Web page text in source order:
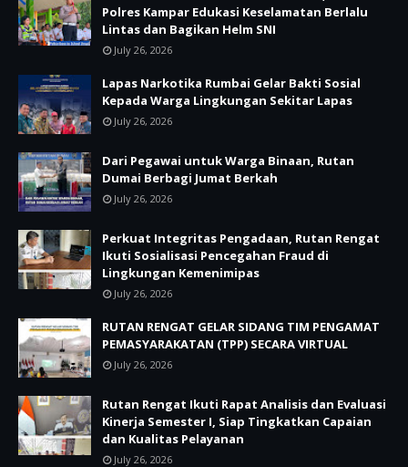
Polres Kampar Edukasi Keselamatan Berlalu
Lintas dan Bagikan Helm SNI
July 26, 2026
Lapas Narkotika Rumbai Gelar Bakti Sosial
Kepada Warga Lingkungan Sekitar Lapas
July 26, 2026
Dari Pegawai untuk Warga Binaan, Rutan
Dumai Berbagi Jumat Berkah
July 26, 2026
Perkuat Integritas Pengadaan, Rutan Rengat
Ikuti Sosialisasi Pencegahan Fraud di
Lingkungan Kemenimipas
July 26, 2026
RUTAN RENGAT GELAR SIDANG TIM PENGAMAT
PEMASYARAKATAN (TPP) SECARA VIRTUAL
July 26, 2026
Rutan Rengat Ikuti Rapat Analisis dan Evaluasi
Kinerja Semester I, Siap Tingkatkan Capaian
dan Kualitas Pelayanan
July 26, 2026